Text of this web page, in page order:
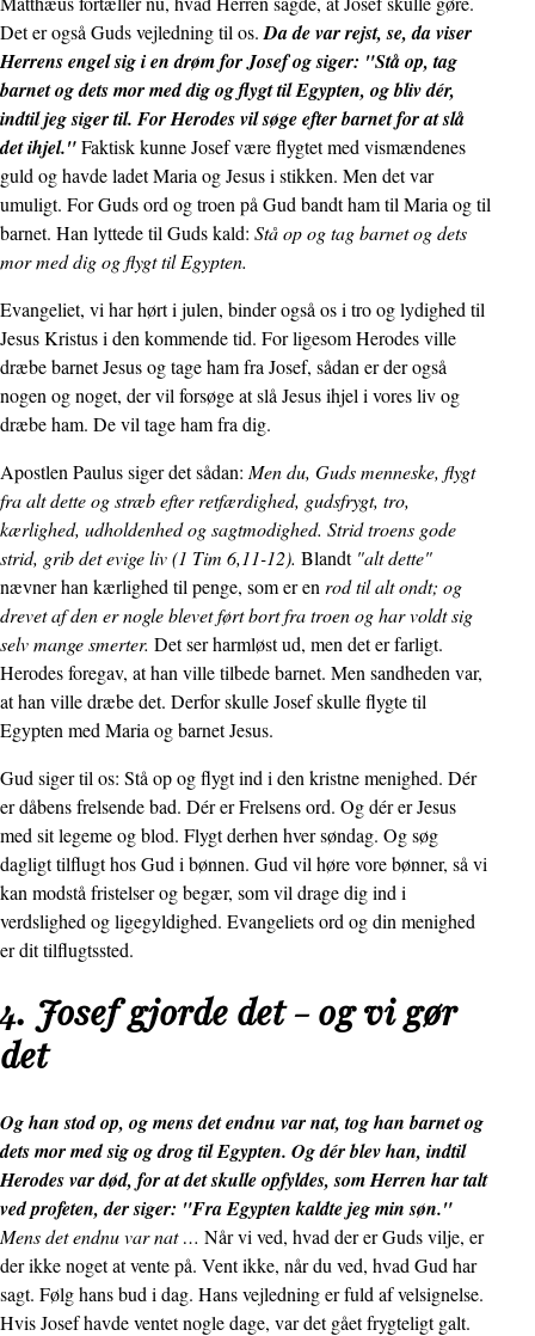
Det er også Guds vejledning til os. Da de var rejst, se, da viser
Herrens engel sig i en drøm for Josef og siger: "Stå op, tag
barnet og dets mor med dig og flygt til Egypten, og bliv dér,
indtil jeg siger til. For Herodes vil søge efter barnet for at slå
det ihjel."Faktisk kunne Josef være flygtet med vismændenes
guld og havde ladet Maria og Jesus i stikken. Men det var
umuligt. For Guds ord og troen på Gud bandt ham til Maria og til
barnet. Han lyttede til Guds kald: Stå op og tag barnet og dets
mor med dig og flygt til Egypten.
Evangeliet, vi har hørt i julen, binder også os i tro og lydighed til
Jesus Kristus i den kommende tid. For ligesom Herodes ville
dræbe barnet Jesus og tage ham fra Josef, sådan er der også
nogen og noget, der vil forsøge at slå Jesus ihjel i vores liv og
dræbe ham. De vil tage ham fra dig.
Apostlen Paulus siger det sådan: Men du, Guds menneske, flygt
fra alt dette og stræb efter retfærdighed, gudsfrygt, tro,
kærlighed, udholdenhed og sagtmodighed. Strid troens gode
strid, grib det evige liv (1 Tim 6,11-12). Blandt "alt dette"
nævner han kærlighed til penge, som er en rod til alt ondt; og
drevet af den er nogle blevet ført bort fra troen og har voldt sig
selv mange smerter. Det ser harmløst ud, men det er farligt.
Herodes foregav, at han ville tilbede barnet. Men sandheden var,
at han ville dræbe det. Derfor skulle Josef skulle flygte til
Egypten med Maria og barnet Jesus.
Gud siger til os: Stå op og flygt ind i den kristne menighed. Dér
er dåbens frelsende bad. Dér er Frelsens ord. Og dér er Jesus
med sit legeme og blod. Flygt derhen hver søndag. Og søg
dagligt tilflugt hos Gud i bønnen. Gud vil høre vore bønner, så vi
kan modstå fristelser og begær, som vil drage dig ind i
verdslighed og ligegyldighed. Evangeliets ord og din menighed
er dit tilflugtssted.
4. Josef gjorde det - og vi gør
det
Og han stod op, og mens det endnu var nat, tog han barnet og
dets mor med sig og drog til Egypten. Og dér blev han, indtil
Herodes var død, for at det skulle opfyldes, som Herren har talt
ved profeten, der siger: "Fra Egypten kaldte jeg min søn."
Mens det endnu var nat … Når vi ved, hvad der er Guds vilje, er
der ikke noget at vente på. Vent ikke, når du ved, hvad Gud har
sagt. Følg hans bud i dag. Hans vejledning er fuld af velsignelse.
Hvis Josef havde ventet nogle dage, var det gået frygteligt galt.